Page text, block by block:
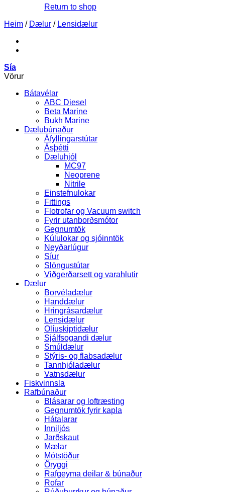
Return to shop
Heim / Dælur / Lensidælur
Sía
Vörur
Bátavélar
ABC Diesel
Beta Marine
Bukh Marine
Dælubúnaður
Áfyllingarstútar
Ásþétti
Dæluhjól
MC97
Neoprene
Nitrile
Einstefnulokar
Fittings
Flotrofar og Vacuum switch
Fyrir utanborðsmótor
Gegnumtök
Kúlulokar og sjóinntök
Neyðarlúgur
Síur
Slöngustútar
Viðgerðarsett og varahlutir
Dælur
Borvéladælur
Handdælur
Hringrásardælur
Lensidælur
Olíuskiptidælur
Sjálfsogandi dælur
Smúldælur
Stýris- og flabsadælur
Tannhjóladælur
Vatnsdælur
Fiskvinnsla
Rafbúnaður
Blásarar og loftræsting
Gegnumtök fyrir kapla
Hátalarar
Inniljós
Jarðskaut
Mælar
Mótstöður
Öryggi
Rafgeyma deilar & búnaður
Rofar